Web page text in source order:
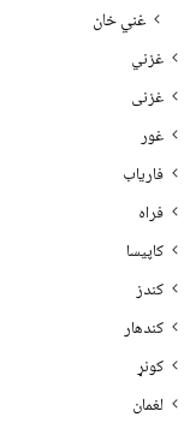
غني خان
غزني
غزنی
غور
فاریاب
فراه
کاپیسا
کندز
کندهار
کونړ
لغمان